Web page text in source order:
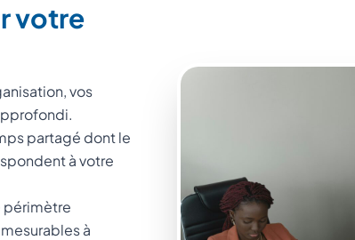
votre
vos
partagé dont le
à votre
périmètre
à